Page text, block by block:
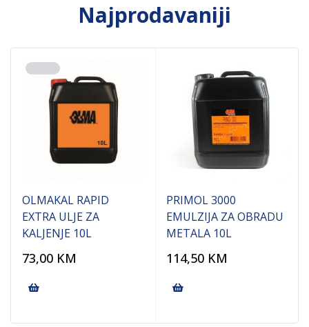
Najprodavaniji
OLMAKAL RAPID
EXTRA ULJE ZA
KALJENJE 10L
73,00 KM
PRIMOL 3000
EMULZIJA ZA OBRADU
METALA 10L
114,50 KM